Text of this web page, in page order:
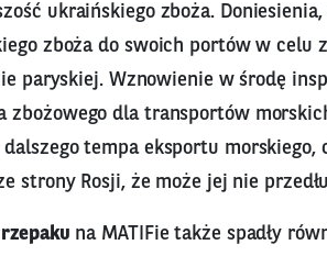
ukraińskiego zboża. Doniesienia,
zboża do swoich portów w celu
paryskiej. Wznowienie w środę
zbożowego dla transportów
dalszego tempa eksportu
strony Rosji, że może jej nie
na MATIFie także spadły